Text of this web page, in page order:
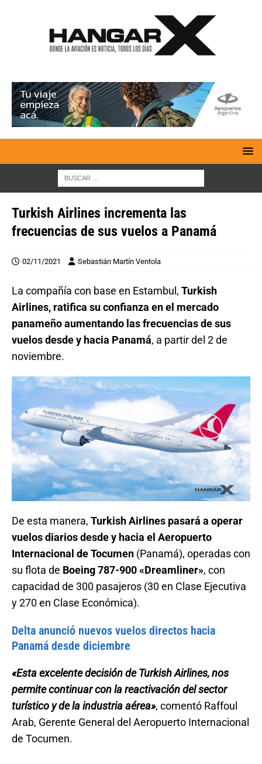
Turkish Airlines incrementa las
frecuencias de sus vuelos a Panamá
02/11/2021 Sebastián Martín Ventola
La compañía con base en Estambul, Turkish
Airlines, ratifica su confianza en el mercado
panameño aumentando las frecuencias de sus
vuelos desde y hacia Panamá, a partir del 2 de
noviembre.
De esta manera, Turkish Airlines pasará a operar
vuelos diarios desde y hacia el Aeropuerto
Internacional de Tocumen (Panamá), operadas con
su flota de Boeing 787-900 «Dreamliner», con
capacidad de 300 pasajeros (30 en Clase Ejecutiva
y 270 en Clase Económica).
Delta anunció nuevos vuelos directos hacia
Panamá desde diciembre
«Esta excelente decisión de Turkish Airlines, nos
permite continuar con la reactivación del sector
turístico y de la industria aérea», comentó Raffoul
Arab, Gerente General del Aeropuerto Internacional
de Tocumen.